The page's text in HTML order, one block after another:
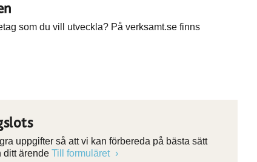
som du vill utveckla? På verksamt.se finns
uppgifter så att vi kan förbereda på bästa sätt
ditt ärende Till formuläret